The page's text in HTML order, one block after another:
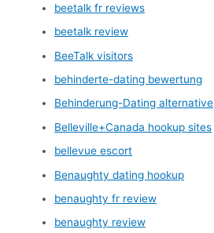
beetalk fr reviews
beetalk review
BeeTalk visitors
behinderte-dating bewertung
Behinderung-Dating alternative
Belleville+Canada hookup sites
bellevue escort
Benaughty dating hookup
benaughty fr review
benaughty review